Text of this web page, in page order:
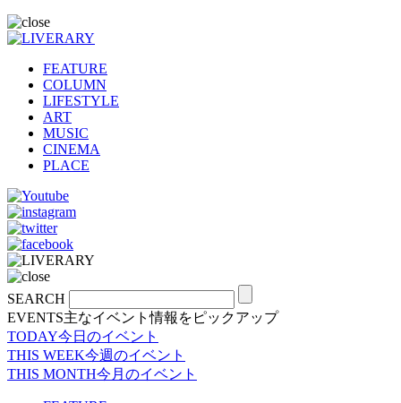
FEATURE
COLUMN
LIFESTYLE
ART
MUSIC
CINEMA
PLACE
SEARCH
EVENTS主なイベント情報をピックアップ
TODAY今日のイベント
THIS WEEK今週のイベント
THIS MONTH今月のイベント